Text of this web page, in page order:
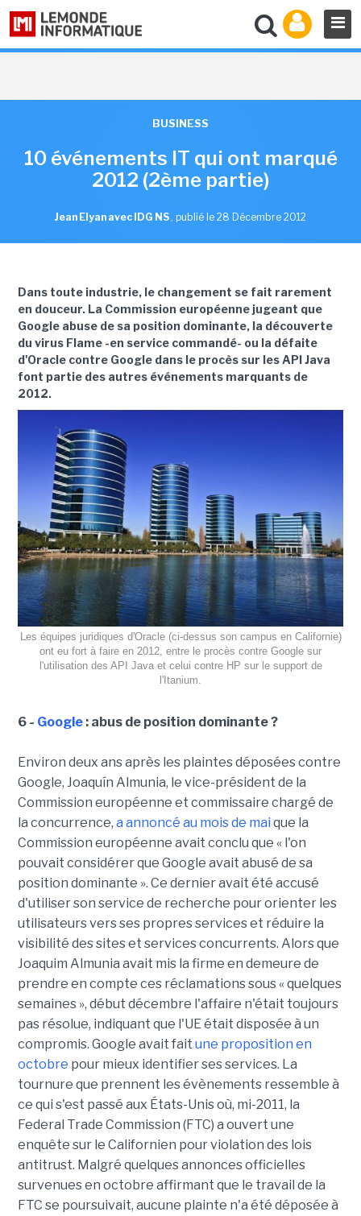
BUSINESS
10 événements IT qui ont marqué
2012 (2ème partie)
Jean Elyan avec IDG NS , publié le 28 Décembre 2012
Dans toute industrie, le changement se fait rarement
en douceur. La Commission européenne jugeant que
Google abuse de sa position dominante, la découverte
du virus Flame -en service commandé- ou la défaite
d'Oracle contre Google dans le procès sur les API Java
font partie des autres événements marquants de
2012.
Les équipes juridiques d'Oracle (ci-dessus son campus en Californie)
ont eu fort à faire en 2012, entre le procès contre Google sur
l'utilisation des API Java et celui contre HP sur le support de
l'Itanium.
6 - Google: abus de position dominante ?
Environ deux ans après les plaintes déposées contre
Google, Joaquín Almunia, le vice-président de la
Commission européenne et commissaire chargé de
la concurrence, a annoncé au mois de mai que la
Commission européenne avait conclu que « l'on
pouvait considérer que Google avait abusé de sa
position dominante ». Ce dernier avait été accusé
d'utiliser son service de recherche pour orienter les
utilisateurs vers ses propres services et réduire la
visibilité des sites et services concurrents. Alors que
Joaquim Almunia avait mis la firme en demeure de
prendre en compte ces réclamations sous « quelques
semaines », début décembre l'affaire n'était toujours
pas résolue, indiquant que l'UE était disposée à un
compromis. Google avait fait une proposition en
octobre pour mieux identifier ses services. La
tournure que prennent les évènements ressemble à
ce qui s'est passé aux États-Unis où, mi-2011, la
Federal Trade Commission (FTC) a ouvert une
enquête sur le Californien pour violation des lois
antitrust. Malgré quelques annonces officielles
survenues en octobre affirmant que le travail de la
FTC se poursuivait, aucune plainte n'a été déposée à